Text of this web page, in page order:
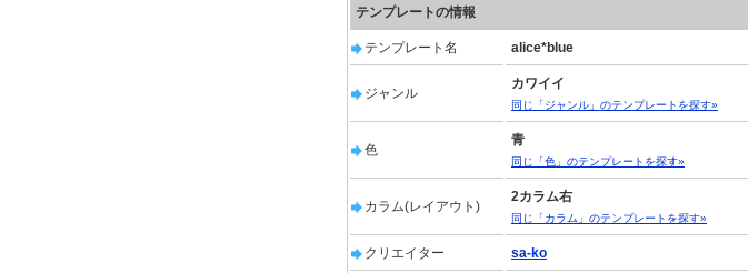
テンプレートの情報
テンプレート名 alice*blue
ジャンル
カワイイ
同じ「ジャンル」のテンプレートを探す»
色
青
同じ「色」のテンプレートを探す»
カラム(レイアウト)
2カラム右
同じ「カラム」のテンプレートを探す»
クリエイター sa-ko